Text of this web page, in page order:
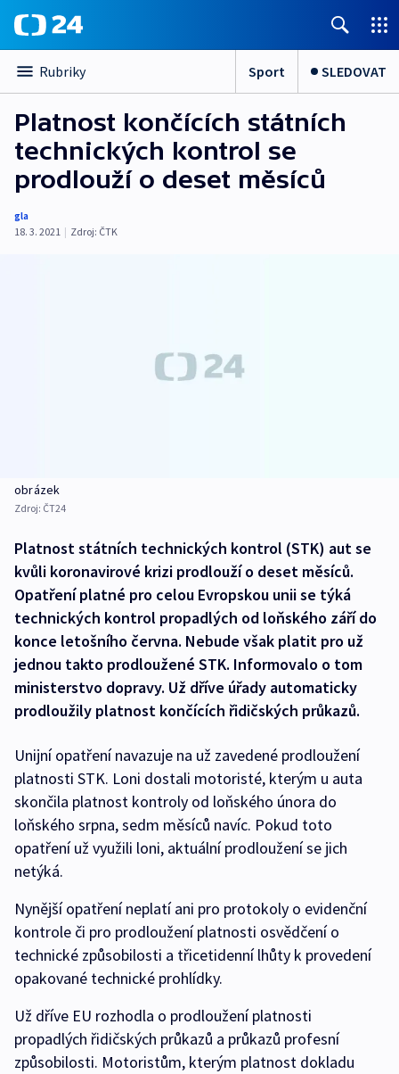
Rubriky Sport SLEDOVAT
Platnost končících státních
technických kontrol se
prodlouží o deset měsíců
gla
18. 3. 2021 | Zdroj: ČTK
obrázek
Zdroj: ČT24
Platnost státních technických kontrol (STK) aut se
kvůli koronavirové krizi prodlouží o deset měsíců.
Opatření platné pro celou Evropskou unii se týká
technických kontrol propadlých od loňského září do
konce letošního června. Nebude však platit pro už
jednou takto prodloužené STK. Informovalo o tom
ministerstvo dopravy. Už dříve úřady automaticky
prodloužily platnost končících řidičských průkazů.
Unijní opatření navazuje na už zavedené prodloužení
platnosti STK. Loni dostali motoristé, kterým u auta
skončila platnost kontroly od loňského února do
loňského srpna, sedm měsíců navíc. Pokud toto
opatření už využili loni, aktuální prodloužení se jich
netýká.
Nynější opatření neplatí ani pro protokoly o evidenční
kontrole či pro prodloužení platnosti osvědčení o
technické způsobilosti a třicetidenní lhůty k provedení
opakované technické prohlídky.
Už dříve EU rozhodla o prodloužení platnosti
propadlých řidičských průkazů a průkazů profesní
způsobilosti. Motoristům, kterým platnost dokladu